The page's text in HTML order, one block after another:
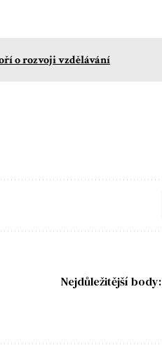
o rozvoji vzdělávání
Nejdůležitější